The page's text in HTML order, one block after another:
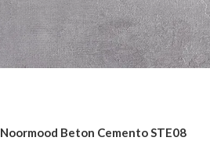
Noormood Beton Cemento STE08